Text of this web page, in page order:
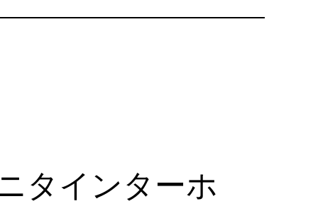
タインターホ